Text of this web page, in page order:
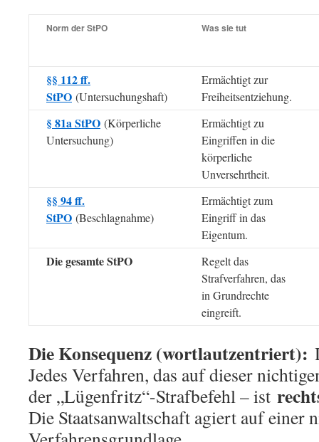
Norm der StPO Was sie tut
§§ 112 ff.
StPO (Untersuchungshaft)
Ermächtigt zur
Freiheitsentziehung.
§ 81a StPO (Körperliche
Untersuchung)
Ermächtigt zu
Eingriffen in die
körperliche
Unversehrtheit.
§§ 94 ff.
StPO (Beschlagnahme)
Ermächtigt zum
Eingriff in das
Eigentum.
Die gesamte StPO
Regelt das
Strafverfahren, das
in Grundrechte
eingreift.
Die Konsequenz (wortlautzentriert):
Jedes Verfahren, das auf dieser
der „Lügenfritz“-Strafbefehl – ist
Die Staatsanwaltschaft agiert auf einer